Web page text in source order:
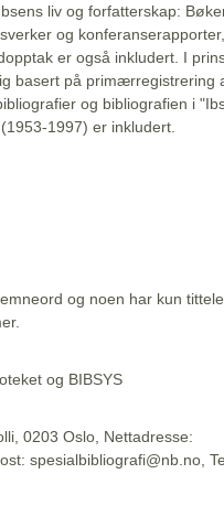
liv og forfatterskap:
og
er også inkludert. I
basert på primærregistrering
og bibliografien i
1997) er inkludert.
og noen har kun
og BIBSYS
0203 Oslo, Nettadresse:
spesialbibliografi@nb.no,